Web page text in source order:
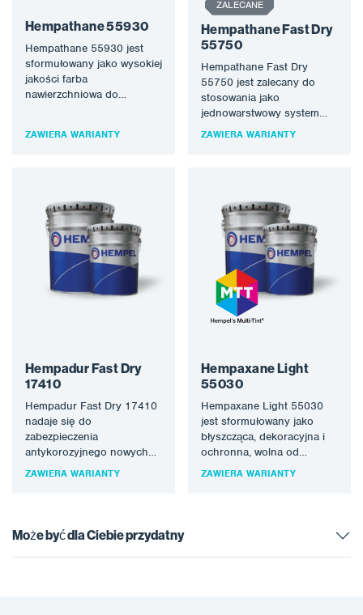
Hempathane 55930
Hempathane 55930 jest
sformułowany jako wysokiej
jakości farba
nawierzchniowa do
warunkach korozyjnych,
ZAWIERA WARIANTY
ZALECANE
Hempathane Fast Dry
55750
Hempathane Fast Dry
55750 jest zalecany do
stosowania jako
jednowarstwowy system
powłokowy o wysokiej
ZAWIERA WARIANTY
Hempadur Fast Dry
17410
Hempadur Fast Dry 17410
nadaje się do
zabezpieczenia
antykorozyjnego nowych
konstrukcji stalowych na
ZAWIERA WARIANTY
Hempaxane Light
55030
Hempaxane Light 55030
jest sformułowany jako
błyszcząca, dekoracyjna i
ochronna, wolna od
izocyjanianów farba
ZAWIERA WARIANTY
Może być dla Ciebie przydatny